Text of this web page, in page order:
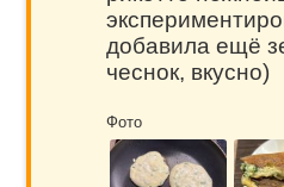
добавила ещё
чеснок, вкусно)
Фото